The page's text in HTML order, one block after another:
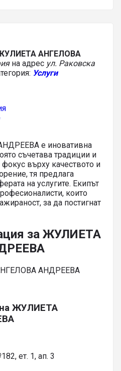
АНГЕЛОВА
на адрес ул. Раковска
Услуги
е иновативна
съчетава традиции и
върху качеството и
тя предлага
на услугите. Екипът
които
за да постигнат
за ЖУЛИЕТА
АНДРЕЕВА
ЖУЛИЕТА
ет. 1, ап. 3